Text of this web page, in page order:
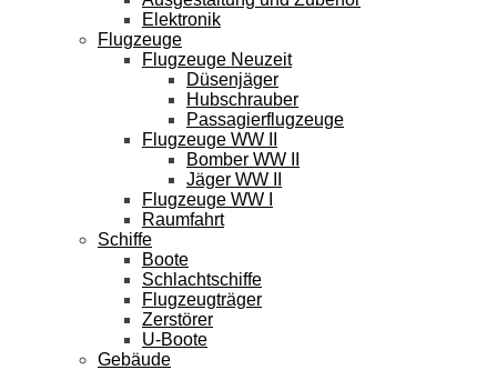
Elektronik
Flugzeuge
Flugzeuge Neuzeit
Düsenjäger
Hubschrauber
Passagierflugzeuge
Flugzeuge WW II
Bomber WW II
Jäger WW II
Flugzeuge WW I
Raumfahrt
Schiffe
Boote
Schlachtschiffe
Flugzeugträger
Zerstörer
U-Boote
Gebäude